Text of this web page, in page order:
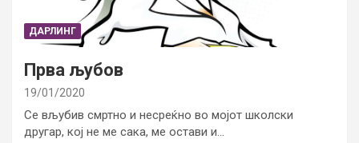
ДАРЛИНГ
Прва љубов
19/01/2020
Се вљубив смртно и несреќно во мојот школски
другар, кој не ме сака, ме остави и…